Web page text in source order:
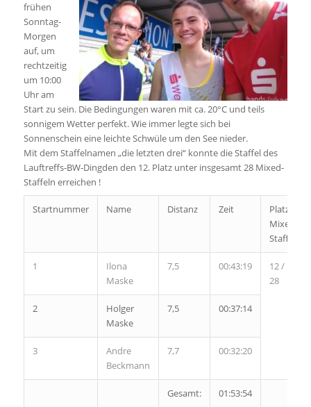
frühen
Sonntag-
Morgen
auf, um
rechtzeitig
um 10:00
Uhr am
Start zu sein. Die Bedingungen waren mit ca. 20°C und teils
sonnigem Wetter perfekt. Wie immer legte sich bei
Sonnenschein eine leichte Schwüle um den See nieder.
Mit dem Staffelnamen „die letzten drei“ konnte die Staffel des
Lauftreffs-BW-Dingden den 12. Platz unter insgesamt 28 Mixed-
Staffeln erreichen !
Startnummer Name Distanz Zeit
Platz
Mixed
Staffel
1
Ilona
Maske
7,5 00:43:19
12 /
28
2
Holger
Maske
7,5 00:37:14
3
Andre
Beckmann
7,7 00:32:20
Gesamt: 01:53:54